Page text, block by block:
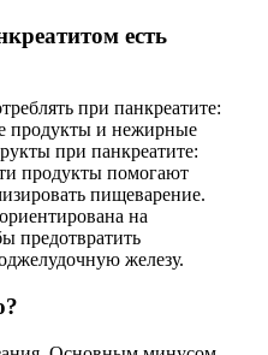
есть
при панкреатите:
продукты и нежирные
при панкреатите:
продукты помогают
пищеварение.
на
предотвратить
железу.